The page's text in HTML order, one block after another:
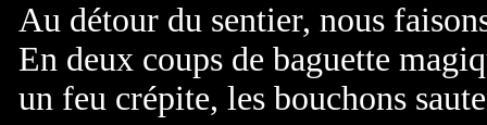
Au détour du sentier, nous
En deux coups de baguette
un feu crépite, les bouchons